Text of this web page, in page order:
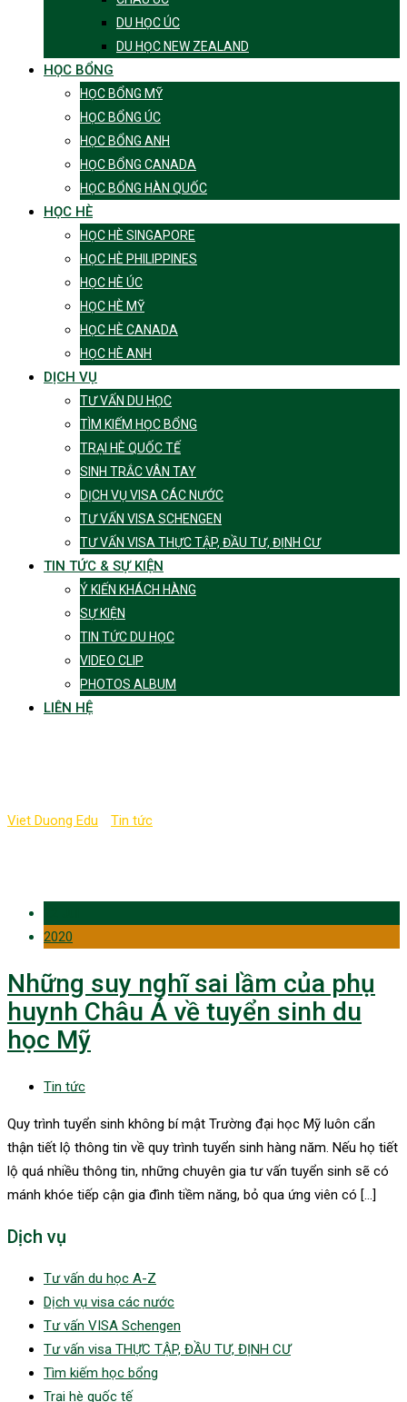
DU HỌC ÚC
DU HỌC NEW ZEALAND
HỌC BỔNG
HỌC BỔNG MỸ
HỌC BỔNG ÚC
HỌC BỔNG ANH
HỌC BỔNG CANADA
HỌC BỔNG HÀN QUỐC
HỌC HÈ
HỌC HÈ SINGAPORE
HỌC HÈ PHILIPPINES
HỌC HÈ ÚC
HỌC HÈ MỸ
HỌC HÈ CANADA
HỌC HÈ ANH
DỊCH VỤ
TƯ VẤN DU HỌC
TÌM KIẾM HỌC BỔNG
TRẠI HÈ QUỐC TẾ
SINH TRẮC VÂN TAY
DỊCH VỤ VISA CÁC NƯỚC
TƯ VẤN VISA SCHENGEN
TƯ VẤN VISA THỰC TẬP, ĐẦU TƯ, ĐỊNH CƯ
TIN TỨC & SỰ KIỆN
Ý KIẾN KHÁCH HÀNG
SỰ KIỆN
TIN TỨC DU HỌC
VIDEO CLIP
PHOTOS ALBUM
LIÊN HỆ
Viet Duong Edu Tin tức
2020
Những suy nghĩ sai lầm của phụ
huynh Châu Á về tuyển sinh du
học Mỹ
Tin tức
Quy trình tuyển sinh không bí mật Trường đại học Mỹ luôn cẩn
thận tiết lộ thông tin về quy trình tuyển sinh hàng năm. Nếu họ tiết
lộ quá nhiều thông tin, những chuyên gia tư vấn tuyển sinh sẽ có
mánh khóe tiếp cận gia đình tiềm năng, bỏ qua ứng viên có […]
Dịch vụ
Tư vấn du học A-Z
Dịch vụ visa các nước
Tư vấn VISA Schengen
Tư vấn visa THỰC TẬP, ĐẦU TƯ, ĐỊNH CƯ
Tìm kiếm học bổng
Trại hè quốc tế